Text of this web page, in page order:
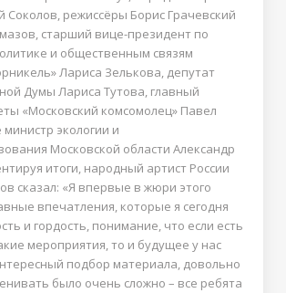
Соколов, режиссёры Борис Грачевский
старший вице-президент по
и общественным связям
Лариса Зелькова, депутат
Думы Лариса Тутова, главный
«Московский комсомолец» Павел
министр экологии и
Московской области Александр
итоги, народный артист России
сказал: «Я впервые в жюри этого
впечатления, которые я сегодня
и гордость, понимание, что если есть
мероприятия, то и будущее у нас
подбор материала, довольно
было очень сложно – все ребята